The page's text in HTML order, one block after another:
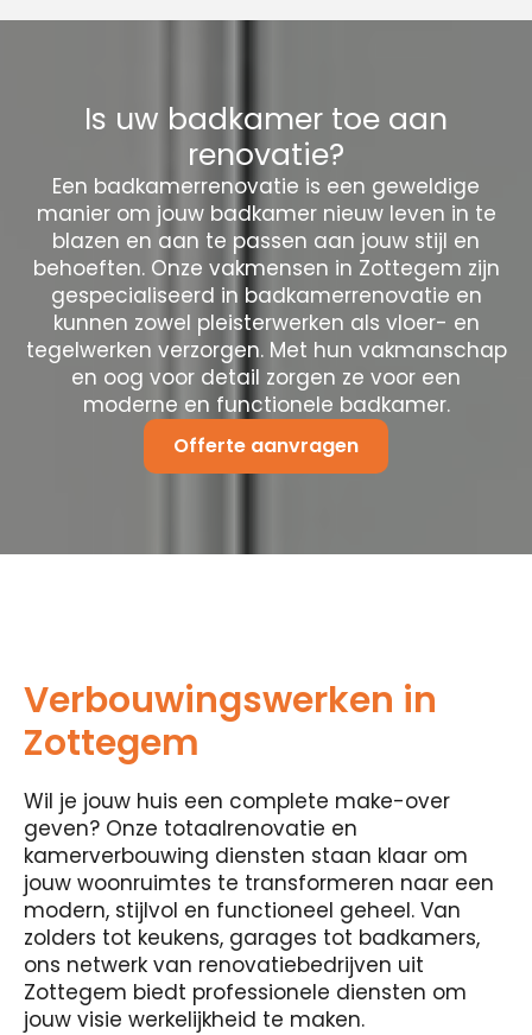
Is uw badkamer toe aan
renovatie?
Een badkamerrenovatie is een geweldige
manier om jouw badkamer nieuw leven in te
blazen en aan te passen aan jouw stijl en
behoeften. Onze vakmensen in Zottegem zijn
gespecialiseerd in badkamerrenovatie en
kunnen zowel pleisterwerken als vloer- en
tegelwerken verzorgen. Met hun vakmanschap
en oog voor detail zorgen ze voor een
moderne en functionele badkamer.
Offerte aanvragen
Verbouwingswerken in
Zottegem
Wil je jouw huis een complete make-over
geven? Onze totaalrenovatie en
kamerverbouwing diensten staan ​​klaar om
jouw woonruimtes te transformeren naar een
modern, stijlvol en functioneel geheel. Van
zolders tot keukens, garages tot badkamers,
ons netwerk van renovatiebedrijven uit
Zottegem biedt professionele diensten om
jouw visie werkelijkheid te maken.